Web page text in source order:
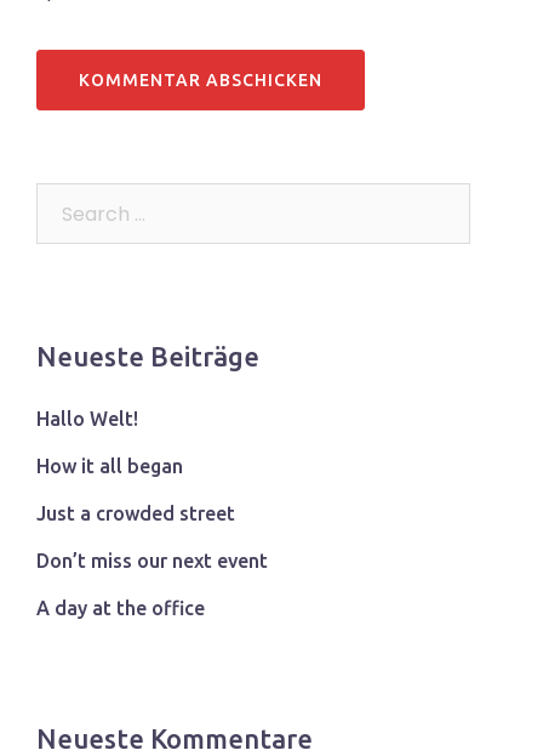
Neueste Beiträge
Hallo Welt!
How it all began
Just a crowded street
Don’t miss our next event
A day at the office
Neueste Kommentare